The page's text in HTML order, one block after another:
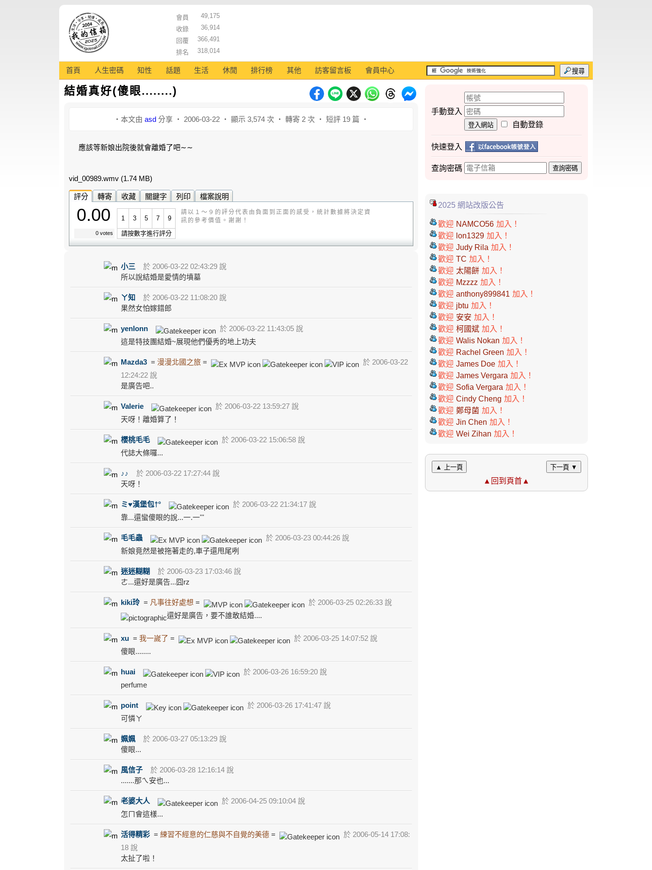
會員
49,175
收錄
36,914
回覆
366,491
排名
318,014
首頁 人生密碼 知性 話題 生活 休閒 排行榜 其他 訪客留言板 會員中心 搜尋
結婚真好(傻眼........)
‧本文由 asd 分享 ‧ 2006-03-22 ‧ 顯示 3,574 次 ‧ 轉寄 2 次 ‧ 短評 19 篇 ‧
應該等新娘出院後就會離婚了吧∼∼
vid_00989.wmv (1.74 MB)
評分 轉寄 收藏 關鍵字 列印 檔案說明
0.00
0 votes
1 3 5 7 9
請按數字進行評分
請以１～９的評分代表由負面到正面的感受，統計數據將決定資
訊的參考價值。謝謝！
小三
於 2006-03-22 02:43:29 說
所以說結婚是愛情的墳墓
ㄚ知
於 2006-03-22 11:08:20 說
果然女怕嫁錯郎
yenlonn
於 2006-03-22 11:43:05 說
這是特技團結婚~展現他們優秀的地上功夫
Mazda3 = 漫漫北國之旅=
於 2006-03-22
12:24:22 說
是廣告吧..
Valerie
於 2006-03-22 13:59:27 說
天呀！離婚算了！
櫻桃毛毛
於 2006-03-22 15:06:58 說
代誌大條囉...
♪♪
於 2006-03-22 17:27:44 說
天呀！
ミ♥漢堡包†°
於 2006-03-22 21:34:17 說
靠...還蠻傻眼的說...一.一'''
毛毛蟲
於 2006-03-23 00:44:26 說
新娘竟然是被拖著走的,車子還甩尾咧
迷迷糊糊
於 2006-03-23 17:03:46 說
ㄜ...還好是廣告...囧rz
kiki玲 = 凡事往好處想 =
於 2006-03-25 02:26:33 說
還好是廣告，要不誰敢結婚....
xu = 我一嵗了 =
於 2006-03-25 14:07:52 說
傻眼........
huai
於 2006-03-26 16:59:20 說
perfume
point
於 2006-03-26 17:41:47 說
可憐ㄚ
姵姵
於 2006-03-27 05:13:29 說
傻眼...
風信子
於 2006-03-28 12:16:14 說
.......那ㄟ安也...
老婆大人
於 2006-04-25 09:10:04 說
怎ㄇ會這樣...
活得精彩 = 練習不經意的仁慈與不自覺的美德=
於 2006-05-14 17:08:
18 說
太扯了啦！
手動登入
登入網站 自動登錄
快速登入
查詢密碼 查詢密碼
2025 網站改版公告
歡迎 NAMCO56 加入！
歡迎 lon1329 加入！
歡迎 Judy Rila 加入！
歡迎 TC 加入！
歡迎 太陽餅 加入！
歡迎 Mzzzz 加入！
歡迎 anthony899841 加入！
歡迎 jbtu 加入！
歡迎 安安 加入！
歡迎 柯國斌 加入！
歡迎 Walis Nokan 加入！
歡迎 Rachel Green 加入！
歡迎 James Doe 加入！
歡迎 James Vergara 加入！
歡迎 Sofia Vergara 加入！
歡迎 Cindy Cheng 加入！
歡迎 鄭母菌 加入！
歡迎 Jin Chen 加入！
歡迎 Wei Zihan 加入！
▲ 上一頁 下一頁 ▼
▲回到頁首▲